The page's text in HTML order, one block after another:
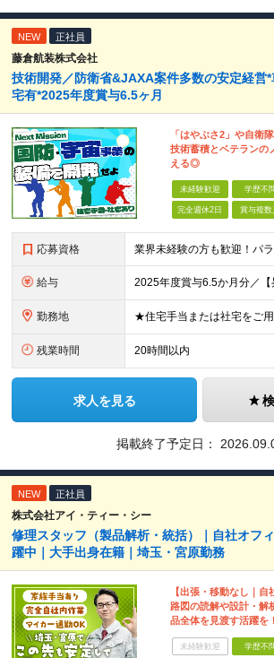
NEW 正社員
藤倉航装株式会社
技術開発／防衛省&JAXA案件多数の安定経営
宅有*2025年度賞与6.5ヶ月
「はやぶさ2」や自衛
技術蓄積とベテランの
える◎
未経験歓迎 学歴不
完全週休2日 賞与複数
応募資格
給与
勤務地
残業時間 20時間以内
求人を見る
掲載終了予定日：
NEW 正社員
株式会社アイ・ティー・シー
修理スタッフ（製品解析・統括）｜自社オフ
躍中｜大手出身在籍｜埼玉・宮原勤務
【出張・移動なし｜
路図の読解や設計・解
品全体を見渡す活躍を！
未経験歓迎 学歴不